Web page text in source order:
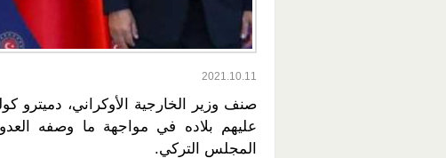
2021.10.11
صنف وزير الخارجية الأوكراني، دميترو
عليهم بلاده في مواجهة ما وصفه
المجلس التركي.